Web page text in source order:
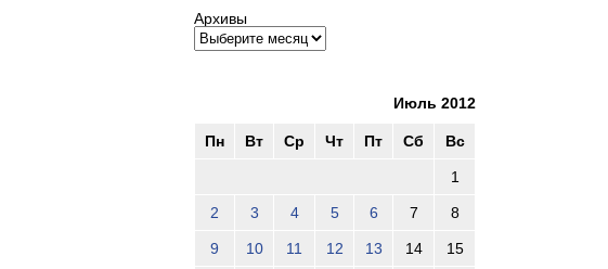
Архивы
Июль 2012
Пн Вт Ср Чт Пт Сб Вс
1
2 3 4 5 6 7 8
9 10 11 12 13 14 15